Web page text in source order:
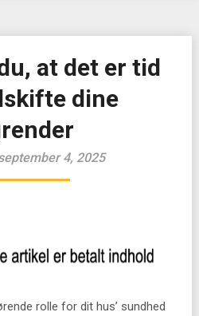
at det er tid
dine
4, 2025
rolle for dit hus’ sundhed